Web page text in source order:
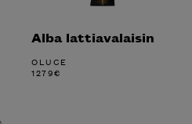
Alba lattiavalaisin
OLUCE
1279€